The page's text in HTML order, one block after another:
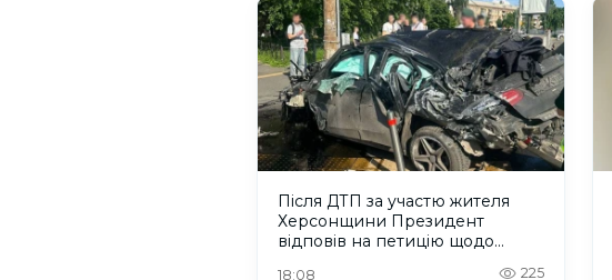
Після ДТП за участю жителя
Херсонщини Президент
відповів на петицію щодо
18:08 225